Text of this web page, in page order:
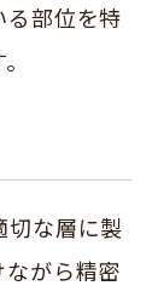
部位を特
切な層に製
がら精密